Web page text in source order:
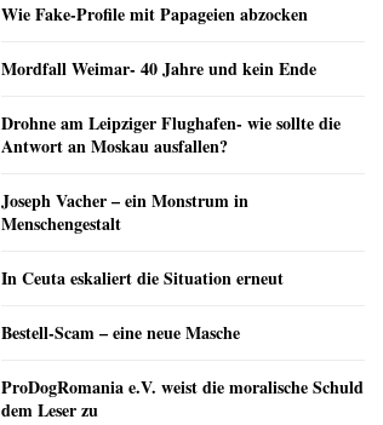
Wie Fake-Profile mit Papageien abzocken
Mordfall Weimar- 40 Jahre und kein Ende
Drohne am Leipziger Flughafen- wie sollte die
Antwort an Moskau ausfallen?
Joseph Vacher – ein Monstrum in
Menschengestalt
In Ceuta eskaliert die Situation erneut
Bestell-Scam – eine neue Masche
ProDogRomania e.V. weist die moralische Schuld
dem Leser zu